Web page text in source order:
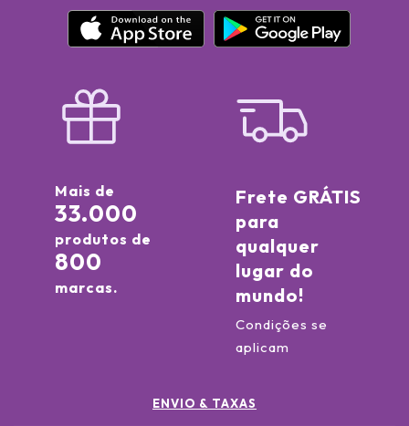
Mais de
33.000
produtos de
800
marcas.
Frete GRÁTIS
para
qualquer
lugar do
mundo!
Condições se
aplicam
ENVIO & TAXAS